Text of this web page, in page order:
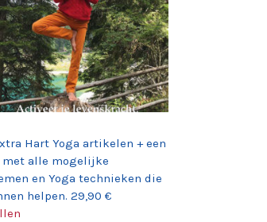
Hart Yoga artikelen + een
met alle mogelijke
en Yoga technieken die
helpen. 29,90 €